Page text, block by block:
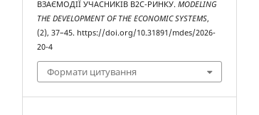
ВЗАЄМОДІЇ УЧАСНИКІВ B2C-РИНКУ.MODELING
THE DEVELOPMENT OF THE ECONOMIC SYSTEMS,
(2), 37–45. https://doi.org/10.31891/mdes/2026-
20-4
Формати цитування